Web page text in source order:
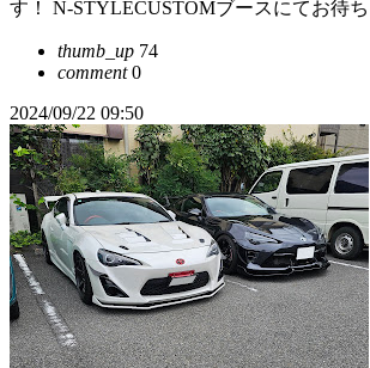
す！ N-STYLECUSTOMブースにてお待
thumb_up 74
comment0
2024/09/22 09:50